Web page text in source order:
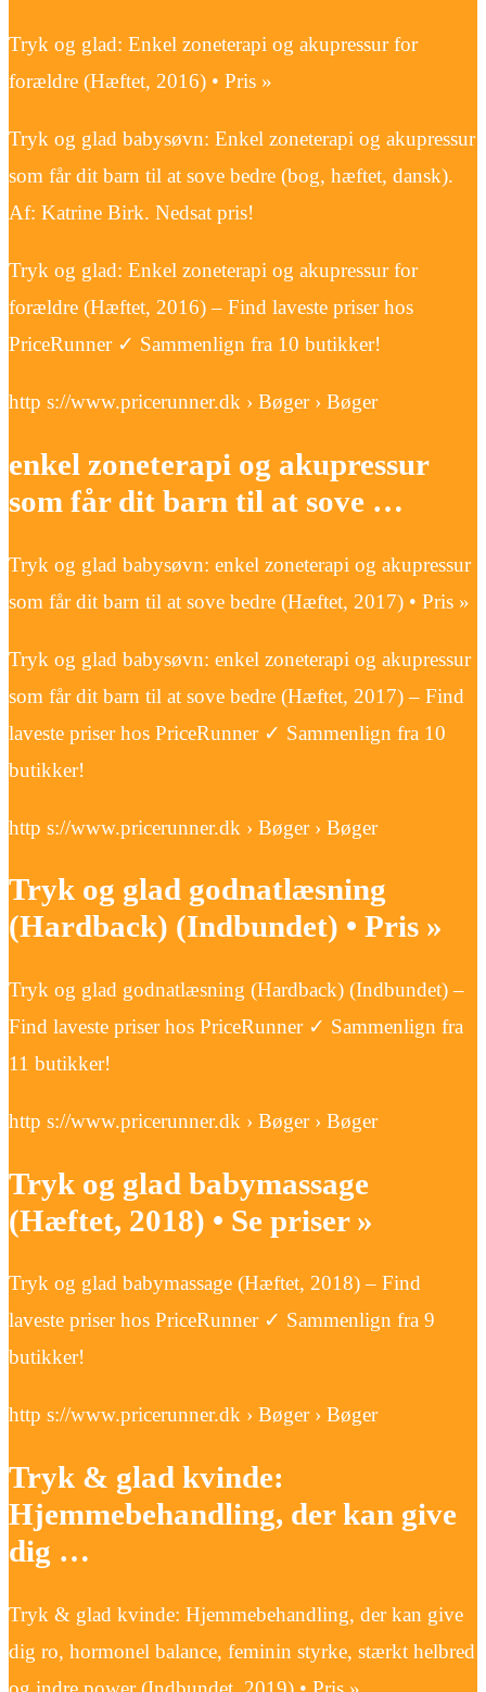
Tryk og glad: Enkel zoneterapi og akupressur for
forældre (Hæftet, 2016) • Pris »
Tryk og glad babysøvn: Enkel zoneterapi og akupressur
som får dit barn til at sove bedre (bog, hæftet, dansk).
Af: Katrine Birk. Nedsat pris!
Tryk og glad: Enkel zoneterapi og akupressur for
forældre (Hæftet, 2016) – Find laveste priser hos
PriceRunner ✓ Sammenlign fra 10 butikker!
http s://www.pricerunner.dk › Bøger › Bøger
enkel zoneterapi og akupressur
som får dit barn til at sove …
Tryk og glad babysøvn: enkel zoneterapi og akupressur
som får dit barn til at sove bedre (Hæftet, 2017) • Pris »
Tryk og glad babysøvn: enkel zoneterapi og akupressur
som får dit barn til at sove bedre (Hæftet, 2017) – Find
laveste priser hos PriceRunner ✓ Sammenlign fra 10
butikker!
http s://www.pricerunner.dk › Bøger › Bøger
Tryk og glad godnatlæsning
(Hardback) (Indbundet) • Pris »
Tryk og glad godnatlæsning (Hardback) (Indbundet) –
Find laveste priser hos PriceRunner ✓ Sammenlign fra
11 butikker!
http s://www.pricerunner.dk › Bøger › Bøger
Tryk og glad babymassage
(Hæftet, 2018) • Se priser »
Tryk og glad babymassage (Hæftet, 2018) – Find
laveste priser hos PriceRunner ✓ Sammenlign fra 9
butikker!
http s://www.pricerunner.dk › Bøger › Bøger
Tryk & glad kvinde:
Hjemmebehandling, der kan give
dig …
Tryk & glad kvinde: Hjemmebehandling, der kan give
dig ro, hormonel balance, feminin styrke, stærkt helbred